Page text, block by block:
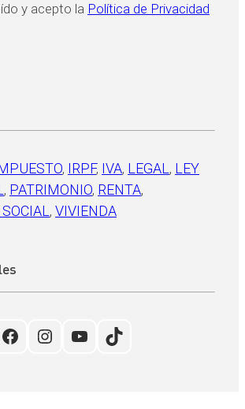
y acepto la Política de Privacidad
, IRPF, IVA, LEGAL , LEY
, PATRIMONIO, RENTA
, VIVIENDA
Facebook
Instagram
YouTube
TikTok